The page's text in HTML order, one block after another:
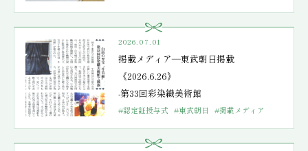
2026.07.01
掲載メディア―東武朝日掲載
《2026.6.26》
-第33回彩染織美術館
#認定証授与式 #東武朝日 #掲載メディア